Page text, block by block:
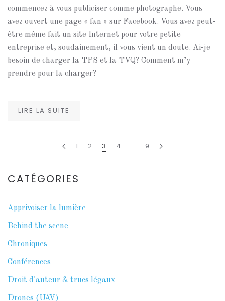
commencez à vous publiciser comme photographe. Vous
avez ouvert une page « fan » sur Facebook. Vous avez peut-
être même fait un site Internet pour votre petite
entreprise et, soudainement, il vous vient un doute. Ai-je
besoin de charger la TPS et la TVQ? Comment m’y
prendre pour la charger?
LIRE LA SUITE
1 2 3 4 … 9
CATÉGORIES
Apprivoiser la lumière
Behind the scene
Chroniques
Conférences
Droit d'auteur & trucs légaux
Drones (UAV)